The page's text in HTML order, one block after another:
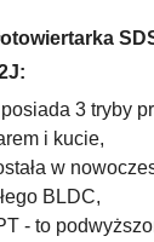
3 tryby
i kucie,
w
BLDC,
- to